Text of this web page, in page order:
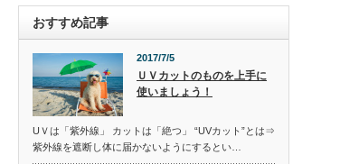
おすすめ記事
2017/7/5
ＵＶカットのものを上手に
使いましょう！
UＶは「紫外線」 カットは「絶つ」 “UVカット”とは⇒
紫外線を遮断し体に届かないようにするとい…